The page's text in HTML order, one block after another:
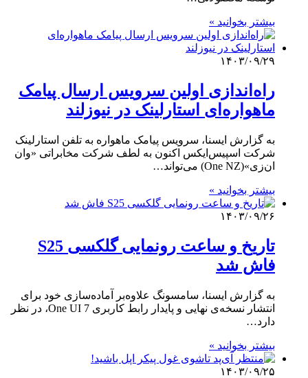
بیشتر بخوانید »
۱۴۰۳/۰۹/۲۹
راه‌اندازی اولین سرویس ارسال پیامک
ماهواره‌ای استارلینک در نیوزلند
به گزارش ایسنا، سرویس پیامک ماهواره به تلفن استارلینک
شرکت اسپیس‌ایکس اکنون به لطف شرکت مخابراتی «وان
ان‌زی»(One NZ) می‌تواند…
بیشتر بخوانید »
۱۴۰۳/۰۹/۲۶
تاریخ و ساعت رونمایی گلکسی S25
فاش شد
به گزارش ایسنا، سامسونگ علاوه‌بر آماده‌سازی خود برای
انتشار نسخه‌ی نهایی و پایدار رابط کاربری One UI 7، در نظر
دارد…
بیشتر بخوانید »
۱۴۰۳/۰۹/۲۵